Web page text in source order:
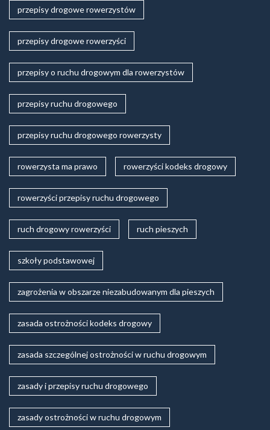
przepisy drogowe rowerzystów
przepisy drogowe rowerzyści
przepisy o ruchu drogowym dla rowerzystów
przepisy ruchu drogowego
przepisy ruchu drogowego rowerzysty
rowerzysta ma prawo rowerzyści kodeks drogowy
rowerzyści przepisy ruchu drogowego
ruch drogowy rowerzyści ruch pieszych
szkoły podstawowej
zagrożenia w obszarze niezabudowanym dla pieszych
zasada ostrożności kodeks drogowy
zasada szczególnej ostrożności w ruchu drogowym
zasady i przepisy ruchu drogowego
zasady ostrożności w ruchu drogowym